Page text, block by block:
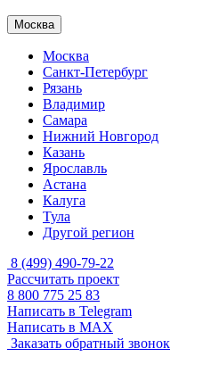
Москва
Москва
Санкт-Петербург
Рязань
Владимир
Самара
Нижний Новгород
Казань
Ярославль
Астана
Калуга
Тула
Другой регион
8 (499) 490-79-22
Рассчитать проект
8 800 775 25 83
Написать в Telegram
Написать в MAX
Заказать обратный звонок